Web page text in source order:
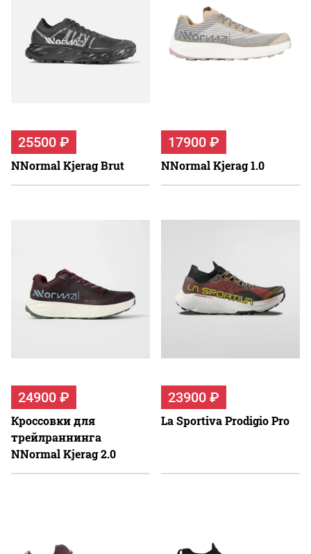
25500 ₽
NNormal Kjerag Brut
17900 ₽
NNormal Kjerag 1.0
24900 ₽
Кроссовки для
трейлраннинга
NNormal Kjerag 2.0
23900 ₽
La Sportiva Prodigio Pro